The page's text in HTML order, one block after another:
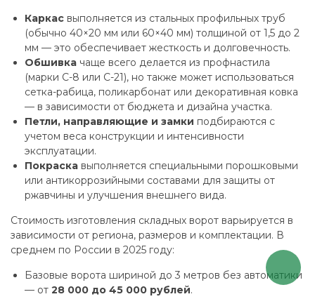
Каркас выполняется из стальных профильных труб
(обычно 40×20 мм или 60×40 мм) толщиной от 1,5 до 2
мм — это обеспечивает жесткость и долговечность.
Обшивка чаще всего делается из профнастила
(марки С-8 или С-21), но также может использоваться
сетка-рабица, поликарбонат или декоративная ковка
— в зависимости от бюджета и дизайна участка.
Петли, направляющие и замки подбираются с
учетом веса конструкции и интенсивности
эксплуатации.
Покраска выполняется специальными порошковыми
или антикоррозийными составами для защиты от
ржавчины и улучшения внешнего вида.
Стоимость изготовления складных ворот варьируется в
зависимости от региона, размеров и комплектации. В
среднем по России в 2025 году:
Базовые ворота шириной до 3 метров без автоматики
— от 28 000 до 45 000 рублей.